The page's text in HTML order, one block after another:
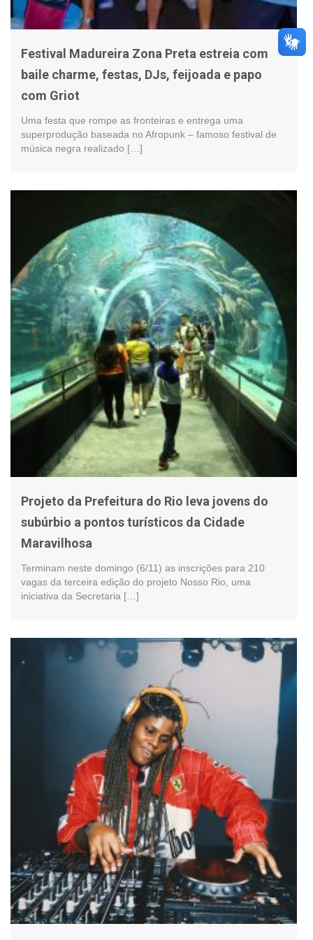
Festival Madureira Zona Preta estreia com
baile charme, festas, DJs, feijoada e papo
com Griot
Uma festa que rompe as fronteiras e entrega uma
superprodução baseada no Afropunk – famoso festival de
música negra realizado […]
Projeto da Prefeitura do Rio leva jovens do
subúrbio a pontos turísticos da Cidade
Maravilhosa
Terminam neste domingo (6/11) as inscrições para 210
vagas da terceira edição do projeto Nosso Rio, uma
iniciativa da Secretaria […]